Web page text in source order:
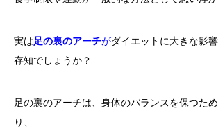
実は足の裏のアーチがダイエットに大きな影
存知でしょうか？
足の裏のアーチは、身体のバランスを保つた
り、